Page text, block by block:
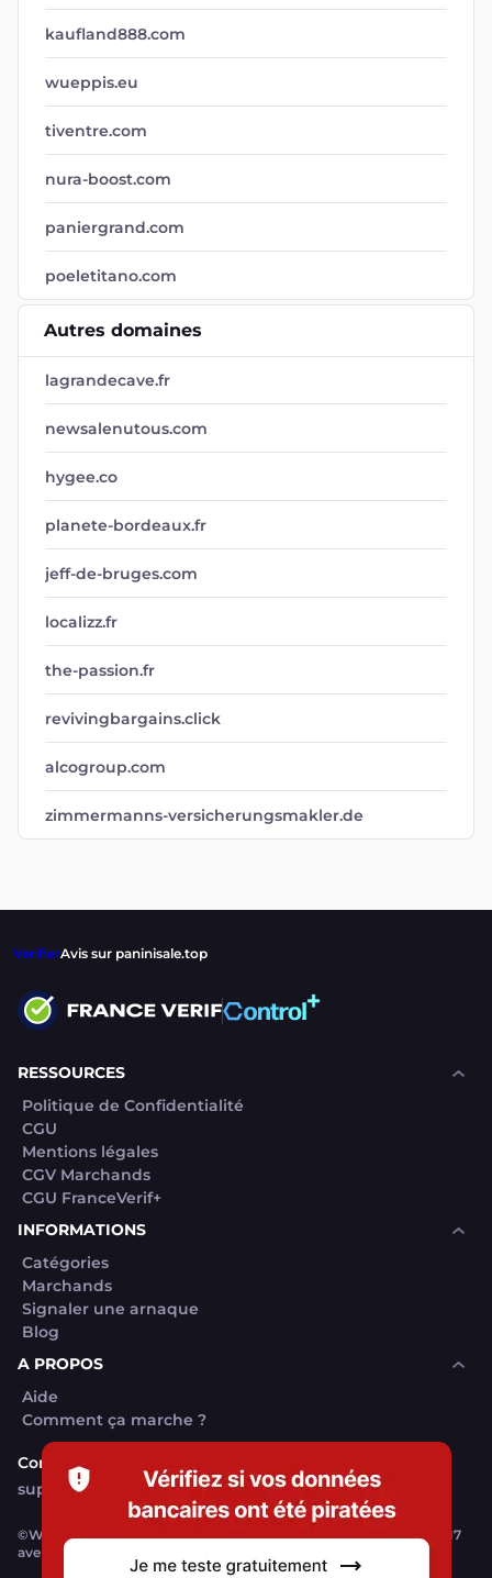
kaufland888.com
wueppis.eu
tiventre.com
nura-boost.com
paniergrand.com
poeletitano.com
Autres domaines
lagrandecave.fr
newsalenutous.com
hygee.co
planete-bordeaux.fr
jeff-de-bruges.com
localizz.fr
the-passion.fr
revivingbargains.click
alcogroup.com
zimmermanns-versicherungsmakler.de
VerifierAvis sur paninisale.top
RESSOURCES
Politique de Confidentialité
CGU
Mentions légales
CGV Marchands
CGU FranceVerif+
INFORMATIONS
Catégories
Marchands
Signaler une arnaque
Blog
A PROPOS
Aide
Comment ça marche ?
Contact support utilisateurs
support@franceverif.fr
©WebVerif SAS au capital de 851 000€ • RCS de Paris 884750035 17
avenue Jean Moulin, 93100 Montreuil, France